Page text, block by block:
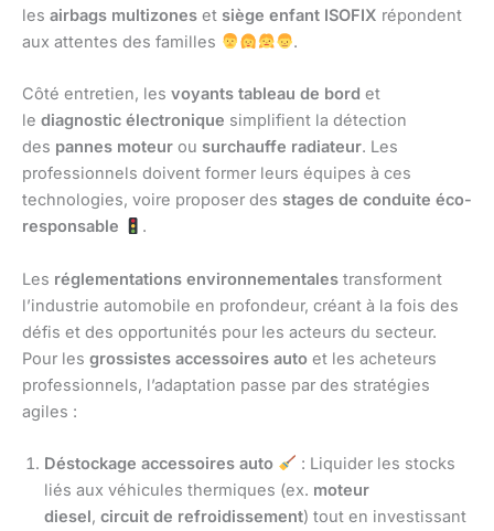
les airbags multizones et siège enfant ISOFIX répondent
aux attentes des familles
.
Côté entretien, les voyants tableau de bord et
le diagnostic électronique simplifient la détection
des pannes moteur ou surchauffe radiateur. Les
professionnels doivent former leurs équipes à ces
technologies, voire proposer des stages de conduite éco-
responsable
.
Les réglementations environnementales transforment
l’industrie automobile en profondeur, créant à la fois des
défis et des opportunités pour les acteurs du secteur.
Pour les grossistes accessoires auto et les acheteurs
professionnels, l’adaptation passe par des stratégies
agiles :
Déstockage accessoires auto
: Liquider les stocks
liés aux véhicules thermiques (ex. moteur
diesel, circuit de refroidissement) tout en investissant